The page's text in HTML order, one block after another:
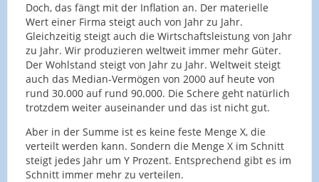
Doch, das fängt mit der Inflation an. Der materielle
Wert einer Firma steigt auch von Jahr zu Jahr.
Gleichzeitig steigt auch die Wirtschaftsleistung von Jahr
zu Jahr. Wir produzieren weltweit immer mehr Güter.
Der Wohlstand steigt von Jahr zu Jahr. Weltweit steigt
auch das Median-Vermögen von 2000 auf heute von
rund 30.000 auf rund 90.000. Die Schere geht natürlich
trotzdem weiter auseinander und das ist nicht gut.
Aber in der Summe ist es keine feste Menge X, die
verteilt werden kann. Sondern die Menge X im Schnitt
steigt jedes Jahr um Y Prozent. Entsprechend gibt es im
Schnitt immer mehr zu verteilen.